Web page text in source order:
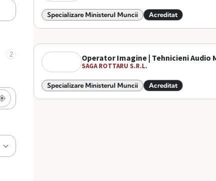
2
Specializare Ministerul Muncii Acreditat
Operator Imagine | Tehnicieni Audio
SAGA ROTTARU S.R.L.
Specializare Ministerul Muncii Acreditat